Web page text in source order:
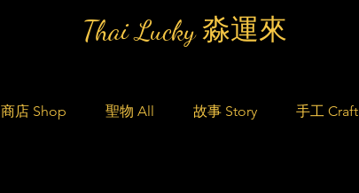
Thai Lucky 淼運來
商店 Shop 聖物 All 故事 Story 手工 Craft